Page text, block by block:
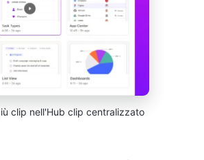
clip nell'Hub clip centralizzato